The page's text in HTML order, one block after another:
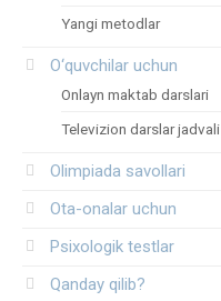
Yangi metodlar
O‘quvchilar uchun
Onlayn maktab darslari
Televizion darslar jadvali
Olimpiada savollari
Ota-onalar uchun
Psixologik testlar
Qanday qilib?